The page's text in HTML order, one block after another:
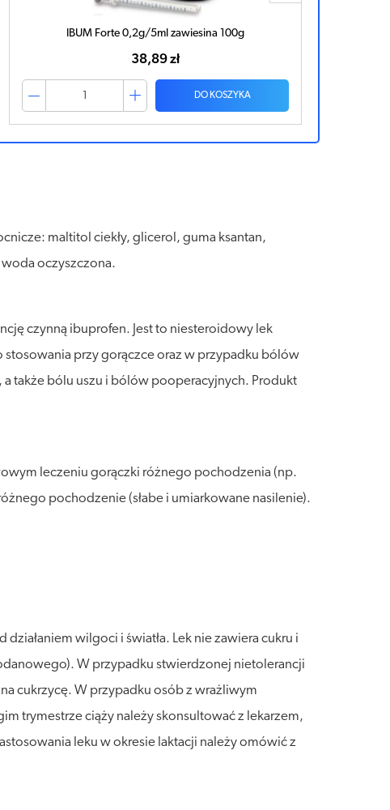
Ibum Forte 0,2g/5ml zawiesina malina 150g
43,43 zł
DO KOSZYKA
maltitol ciekły, glicerol, guma ksantan,
oczyszczona.
czynną ibuprofen. Jest to niesteroidowy lek
przy gorączce oraz w przypadku bólów
także bólu uszu i bólów pooperacyjnych. Produkt
leczeniu gorączki różnego pochodzenia (np.
pochodzenie (słabe i umiarkowane nasilenie).
wilgoci i światła. Lek nie zawiera cukru i
W przypadku stwierdzonej nietolerancji
cukrzycę. W przypadku osób z wrażliwym
trymestrze ciąży należy skonsultować z lekarzem,
leku w okresie laktacji należy omówić z